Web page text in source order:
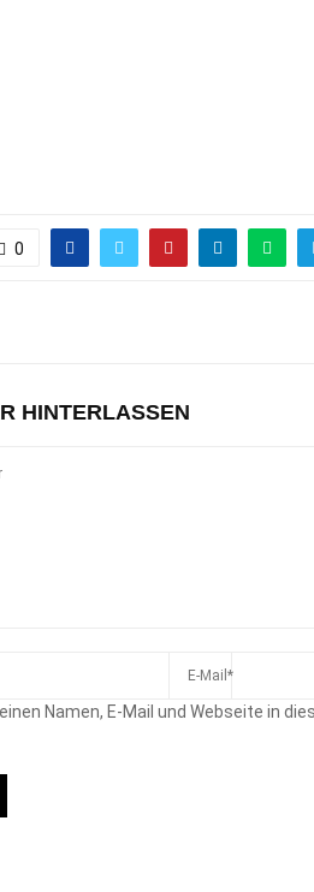
0
HINTERLASSEN
Namen, E-Mail und Webseite in